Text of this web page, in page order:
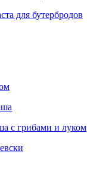
для бутербродов
с грибами и луком